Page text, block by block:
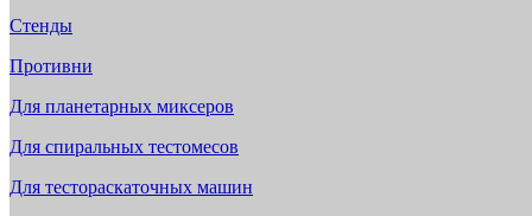
Стенды
Противни
Для планетарных миксеров
Для спиральных тестомесов
Для тестораскаточных машин